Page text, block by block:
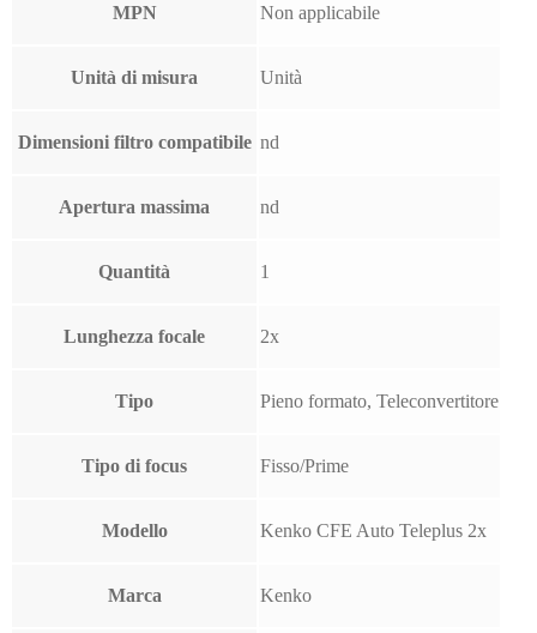
MPN Non applicabile
Unità di misura Unità
Dimensioni filtro compatibile nd
Apertura massima nd
Quantità 1
Lunghezza focale 2x
Tipo Pieno formato, Teleconvertitore
Tipo di focus Fisso/Prime
Modello Kenko CFE Auto Teleplus 2x
Marca Kenko